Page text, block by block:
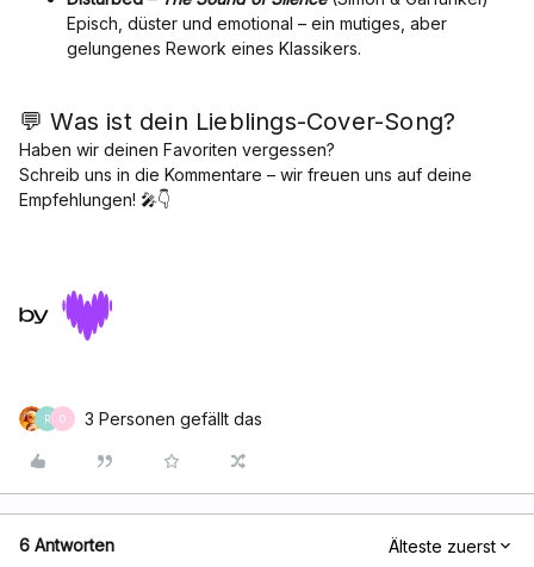
Episch, düster und emotional – ein mutiges, aber
gelungenes Rework eines Klassikers.
💬 Was ist dein Lieblings-Cover-Song?
Haben wir deinen Favoriten vergessen?
Schreib uns in die Kommentare – wir freuen uns auf deine
Empfehlungen! 🎤👇
R O 3 Personen gefällt das
6 Antworten Älteste zuerst